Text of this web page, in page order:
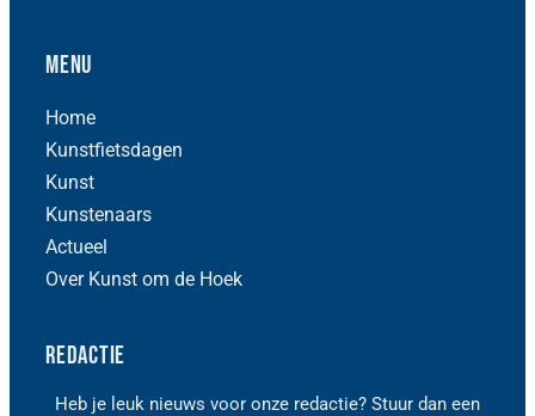
Menu
Home
Kunstfietsdagen
Kunst
Kunstenaars
Actueel
Over Kunst om de Hoek
Redactie
Heb je leuk nieuws voor onze redactie? Stuur dan een